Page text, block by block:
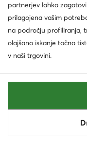
G-Star Raw
Zimski škornji · Črna
partnerjev lahko
prilagojena vašim
na področju profiliranja,
olajšano iskanje točno
v naši trgovini.